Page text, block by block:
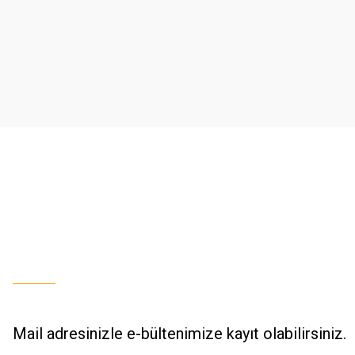
Mail adresinizle e-bültenimize kayıt olabilirsiniz.